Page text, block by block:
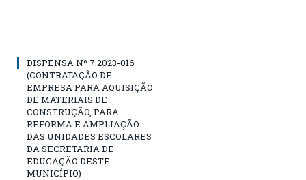
DISPENSA Nº 7.2023-016
(CONTRATAÇÃO DE
EMPRESA PARA AQUISIÇÃO
DE MATERIAIS DE
CONSTRUÇÃO, PARA
REFORMA E AMPLIAÇÃO
DAS UNIDADES ESCOLARES
DA SECRETARIA DE
EDUCAÇÃO DESTE
MUNICÍPIO)